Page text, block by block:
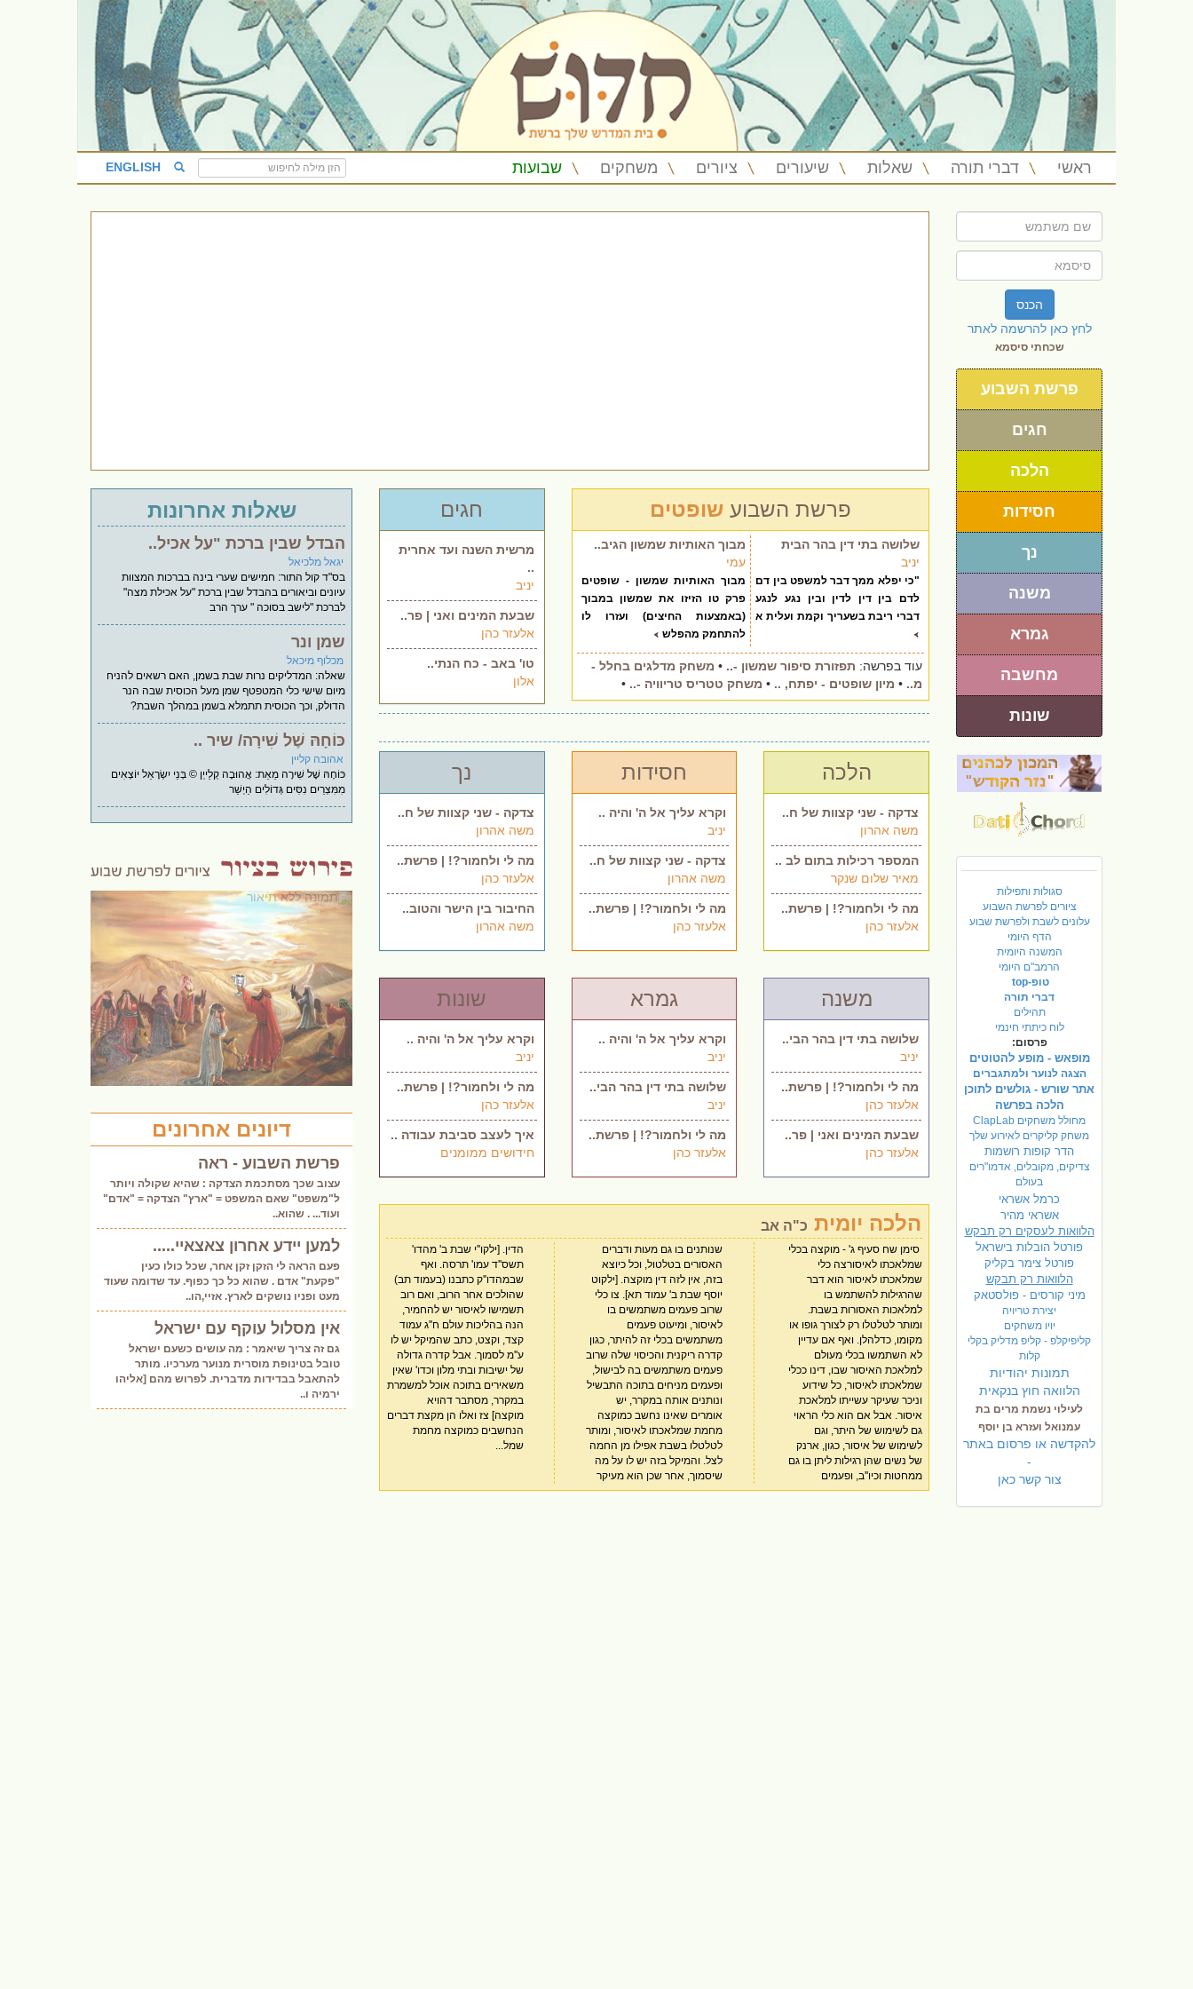
ראשי דברי תורה שאלות שיעורים ציורים משחקים שבועות ENGLISH
הכנס
לחץ כאן להרשמה לאתר
שכחתי סיסמא
פרשת השבוע
חגים
הלכה
חסידות
נך
משנה
גמרא
מחשבה
שונות
סגולות ותפילות
ציורים לפרשת השבוע
עלונים לשבת ולפרשת שבוע
הדף היומי
המשנה היומית
הרמב"ם היומי
טופ-top
דברי תורה
תהילים
לוח כיתתי חינמי
פרסום:
מופאש - מופע להטוטים
הצגה לנוער ולמתגברים
אתר שורש - גולשים לתוכן
הלכה בפרשה
מחולל משחקים ClapLab
משחק קליקרים לאירוע שלך
הדר קופות רושמות
צדיקים, מקובלים, אדמו"רים
בעולם
כרמל אשראי
אשראי מהיר
הלוואות לעסקים רק תבקש
פורטל הובלות בישראל
פורטל צימר בקליק
הלוואות רק תבקש
מיני קורסים - פולסטאק
יצירת טריויה
יויו משחקים
קליפיקלפ - קליפ מדליק בקלי
קלות
תמונות יהודיות
הלוואה חוץ בנקאית
לעילוי נשמת מרים בת
עמנואל ועזרא בן יוסף
להקדשה או פרסום באתר
-
צור קשר כאן
חגים
מרשית השנה ועד אחרית
..
יניב
שבעת המינים ואני | פר..
אלעזר כהן
טו' באב - כח הנתי..
אלון
פרשת השבועשופטים
שלושה בתי דין בהר הבית
יניב
"כי יפלא ממך דבר למשפט בין דם
לדם בין דין לדין ובין נגע לנגע
דברי ריבת בשעריך וקמת ועלית א
מבוך האותיות שמשון הגיב..
עמי
מבוך האותיות שמשון - שופטים
פרק טו הזיזו את שמשון במבוך
(באמצעות החיצים) ועזרו לו
להתחמק מהפלש
עוד בפרשה: תפזורת סיפור שמשון -.. • משחק מדלגים בחלל -
מ.. • מיון שופטים - יפתח, .. • משחק טטריס טריוויה -.. •
נך
צדקה - שני קצוות של ח..
משה אהרון
מה לי ולחמור?! | פרשת..
אלעזר כהן
החיבור בין הישר והטוב..
משה אהרון
חסידות
וקרא עליך אל ה' והיה ..
יניב
צדקה - שני קצוות של ח..
משה אהרון
מה לי ולחמור?! | פרשת..
אלעזר כהן
הלכה
צדקה - שני קצוות של ח..
משה אהרון
המספר רכילות בתום לב ..
מאיר שלום שנקר
מה לי ולחמור?! | פרשת..
אלעזר כהן
שונות
וקרא עליך אל ה' והיה ..
יניב
מה לי ולחמור?! | פרשת..
אלעזר כהן
איך לעצב סביבת עבודה ..
חידושים ממומנים
גמרא
וקרא עליך אל ה' והיה ..
יניב
שלושה בתי דין בהר הבי..
יניב
מה לי ולחמור?! | פרשת..
אלעזר כהן
משנה
שלושה בתי דין בהר הבי..
יניב
מה לי ולחמור?! | פרשת..
אלעזר כהן
שבעת המינים ואני | פר..
אלעזר כהן
הלכה יומית כ"ה אב
סימן שח סעיף ג' - מוקצה בכלי
שמלאכתו לאיסורצה כלי
שמלאכתו לאיסור הוא דבר
שהרגילות להשתמש בו
למלאכות האסורות בשבת.
ומותר לטלטלו רק לצורך גופו או
מקומו, כדלהלן. ואף אם עדיין
לא השתמשו בכלי מעולם
למלאכת האיסור שבו, דינו ככלי
שמלאכתו לאיסור, כל שידוע
וניכר שעיקר עשייתו למלאכת
איסור. אבל אם הוא כלי הראוי
גם לשימוש של היתר, וגם
לשימוש של איסור, כגון, ארנק
של נשים שהן רגילות ליתן בו גם
ממחטות וכיו''ב, ופעמים
שנותנים בו גם מעות ודברים
האסורים בטלטול, וכל כיוצא
בזה, אין לזה דין מוקצה. [ילקוט
יוסף שבת ב' עמוד תא]. צו כלי
שרוב פעמים משתמשים בו
לאיסור, ומיעוט פעמים
משתמשים בכלי זה להיתר, כגון
קדרה ריקנית והכיסוי שלה שרוב
פעמים משתמשים בה לבישול,
ופעמים מניחים בתוכה התבשיל
ונותנים אותה במקרר, יש
אומרים שאינו נחשב כמוקצה
מחמת שמלאכתו לאיסור, ומותר
לטלטלו בשבת אפילו מן החמה
לצל. והמיקל בזה יש לו על מה
שיסמוך, אחר שכן הוא מעיקר
הדין. [ילקו''י שבת ב' מהדו'
תשס''ד עמו' תרסה. ואף
שבמהדו''ק כתבנו (בעמוד תב)
שהולכים אחר הרוב, ואם רוב
תשמישו לאיסור יש להחמיר,
הנה בהליכות עולם ח''ג עמוד
קצד, וקצט, כתב שהמיקל יש לו
ע''מ לסמוך. אבל קדרה גדולה
של ישיבות ובתי מלון וכדו' שאין
משאירים בתוכה אוכל למשמרת
במקרר, מסתבר דהויא
מוקצה] צז ואלו הן מקצת דברים
הנחשבים כמוקצה מחמת
שמל...
שאלות אחרונות
הבדל שבין ברכת "על אכיל..
יגאל מלכיאל
בס"ד קול התור: חמישים שערי בינה בברכות המצוות
עיונים וביאורים בהבדל שבין ברכת "על אכילת מצה"
לברכת "לישב בסוכה " ערך הרב
שמן ונר
מכלוף מיכאל
שאלה: המדליקים נרות שבת בשמן, האם רשאים להניח
מיום שישי כלי המטפטף שמן מעל הכוסית שבה הנר
הדולק, וכך הכוסית תתמלא בשמן במהלך השבת?
כּוֹחָהּ שֶׁל שִׁירָה/ שיר ..
אהובה קליין
כּוֹחָהּ שֶׁל שִׁירָה מֵאֵת: אֲהוּבָה קְלַייְן © בְּנֵי יִשְׂרָאֵל יוֹצְאִים
מִמִּצְרַיִם נִסִּים גְּדוֹלִים הַיְשַׁר
דיונים אחרונים
פרשת השבוע - ראה
עצוב שכך מסתכמת הצדקה : שהיא שקולה ויותר
ל"משפט" שאם המשפט = "ארץ" הצדקה = "אדם"
ועוד... . שהוא..
למען יידע אחרון צאצאיי.....
פעם הראה לי הזקן זקן אחר, שכל כולו כעין
"פקעת" אדם . שהוא כל כך כפוף. עד שדומה שעוד
מעט ופניו נושקים לארץ. אזיי,הו..
אין מסלול עוקף עם ישראל
גם זה צריך שיאמר : מה עושים כשעם ישראל
טובל בטינופת מוסרית מנוער מערכיו. מותר
להתאבל בבדידות מדברית. לפרוש מהם [אליהו
ירמיה ו..